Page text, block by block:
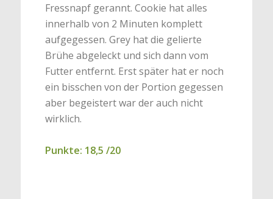
Fressnapf gerannt. Cookie hat alles
innerhalb von 2 Minuten komplett
aufgegessen. Grey hat die gelierte
Brühe abgeleckt und sich dann vom
Futter entfernt. Erst später hat er noch
ein bisschen von der Portion gegessen
aber begeistert war der auch nicht
wirklich.
Punkte: 18,5 /20